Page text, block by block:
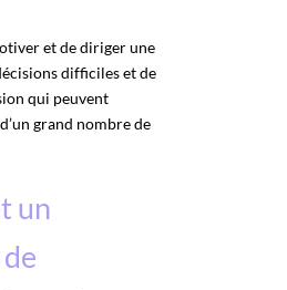
et de diriger une
difficiles et de
qui peuvent
grand nombre de
un